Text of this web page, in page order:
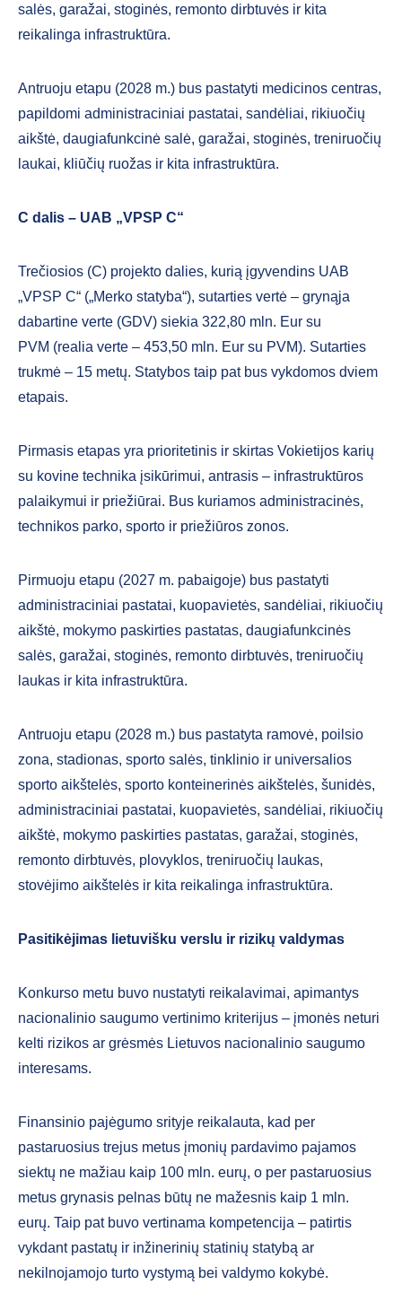
salės, garažai, stoginės, remonto dirbtuvės ir kita
reikalinga infrastruktūra.
Antruoju etapu (2028 m.) bus pastatyti medicinos centras,
papildomi administraciniai pastatai, sandėliai, rikiuočių
aikštė, daugiafunkcinė salė, garažai, stoginės, treniruočių
laukai, kliūčių ruožas ir kita infrastruktūra.
C dalis – UAB „VPSP C“
Trečiosios (C) projekto dalies, kurią įgyvendins UAB
„VPSP C“ („Merko statyba“), sutarties vertė – grynąja
dabartine verte (GDV) siekia 322,80 mln. Eur su
PVM (realia verte – 453,50 mln. Eur su PVM). Sutarties
trukmė – 15 metų. Statybos taip pat bus vykdomos dviem
etapais.
Pirmasis etapas yra prioritetinis ir skirtas Vokietijos karių
su kovine technika įsikūrimui, antrasis – infrastruktūros
palaikymui ir priežiūrai. Bus kuriamos administracinės,
technikos parko, sporto ir priežiūros zonos.
Pirmuoju etapu (2027 m. pabaigoje) bus pastatyti
administraciniai pastatai, kuopavietės, sandėliai, rikiuočių
aikštė, mokymo paskirties pastatas, daugiafunkcinės
salės, garažai, stoginės, remonto dirbtuvės, treniruočių
laukas ir kita infrastruktūra.
Antruoju etapu (2028 m.) bus pastatyta ramovė, poilsio
zona, stadionas, sporto salės, tinklinio ir universalios
sporto aikštelės, sporto konteinerinės aikštelės, šunidės,
administraciniai pastatai, kuopavietės, sandėliai, rikiuočių
aikštė, mokymo paskirties pastatas, garažai, stoginės,
remonto dirbtuvės, plovyklos, treniruočių laukas,
stovėjimo aikštelės ir kita reikalinga infrastruktūra.
Pasitikėjimas lietuvišku verslu ir rizikų valdymas
Konkurso metu buvo nustatyti reikalavimai, apimantys
nacionalinio saugumo vertinimo kriterijus – įmonės neturi
kelti rizikos ar grėsmės Lietuvos nacionalinio saugumo
interesams.
Finansinio pajėgumo srityje reikalauta, kad per
pastaruosius trejus metus įmonių pardavimo pajamos
siektų ne mažiau kaip 100 mln. eurų, o per pastaruosius
metus grynasis pelnas būtų ne mažesnis kaip 1 mln.
eurų. Taip pat buvo vertinama kompetencija – patirtis
vykdant pastatų ir inžinerinių statinių statybą ar
nekilnojamojo turto vystymą bei valdymo kokybė.